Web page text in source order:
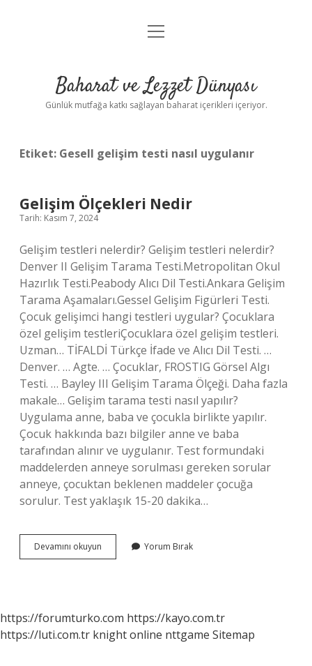
Anasayfa
Yasal Uyarı
menüyü
Baharat ve Lezzet Dünyası
Günlük mutfağa katkı sağlayan baharat içerikleri içeriyor.
Etiket: Gesell gelişim testi nasıl uygulanır
Gelişim Ölçekleri Nedir
Tarih: Kasım 7, 2024
Gelişim testleri nelerdir? Gelişim testleri nelerdir?
Denver II Gelişim Tarama Testi.Metropolitan Okul
Hazırlık Testi.Peabody Alıcı Dil Testi.Ankara Gelişim
Tarama Aşamaları.Gessel Gelişim Figürleri Testi.
Çocuk gelişimci hangi testleri uygular? Çocuklara
özel gelişim testleriÇocuklara özel gelişim testleri.
Uzman… TİFALDİ Türkçe İfade ve Alıcı Dil Testi. …
Denver. … Agte. … Çocuklar, FROSTIG Görsel Algı
Testi. … Bayley III Gelişim Tarama Ölçeği. Daha fazla
makale… Gelişim tarama testi nasıl yapılır?
Uygulama anne, baba ve çocukla birlikte yapılır.
Çocuk hakkında bazı bilgiler anne ve baba
tarafından alınır ve uygulanır. Test formundaki
maddelerden anneye sorulması gereken sorular
anneye, çocuktan beklenen maddeler çocuğa
sorulur. Test yaklaşık 15-20 dakika…
Devamını okuyun
Ölçekleri
Yorum Bırak
https://forumturko.com https://kayo.com.tr
https://luti.com.tr knight online nttgame Sitemap